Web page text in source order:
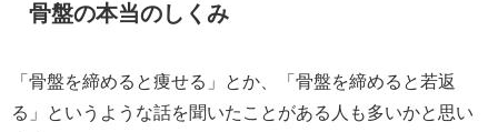
骨盤の本当のしくみ
「骨盤を締めると痩せる」とか、「骨盤を締めると若返
る」というような話を聞いたことがある人も多いかと思い